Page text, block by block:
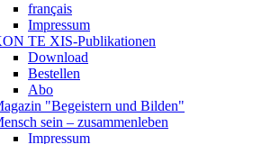
français
Impressum
TE XIS-Publikationen
Download
Bestellen
Abo
"Begeistern und Bilden"
sein – zusammenleben
Impressum